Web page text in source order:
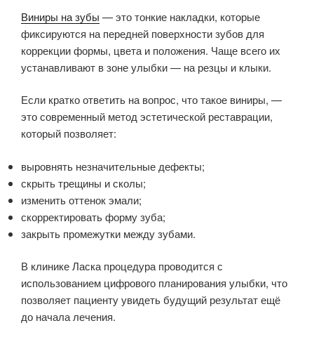
Виниры на зубы — это тонкие накладки, которые
фиксируются на передней поверхности зубов для
коррекции формы, цвета и положения. Чаще всего их
устанавливают в зоне улыбки — на резцы и клыки.
Если кратко ответить на вопрос, что такое виниры, —
это современный метод эстетической реставрации,
который позволяет:
выровнять незначительные дефекты;
скрыть трещины и сколы;
изменить оттенок эмали;
скорректировать форму зуба;
закрыть промежутки между зубами.
В клинике Ласка процедура проводится с
использованием цифрового планирования улыбки, что
позволяет пациенту увидеть будущий результат ещё
до начала лечения.